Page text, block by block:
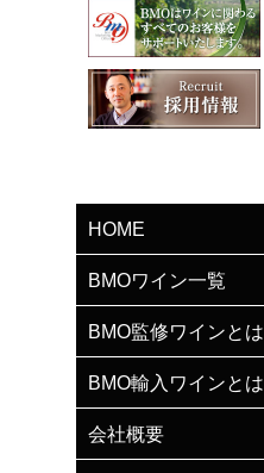
HOME
BMOワイン一覧
BMO監修ワインとは
BMO輸入ワインとは
会社概要